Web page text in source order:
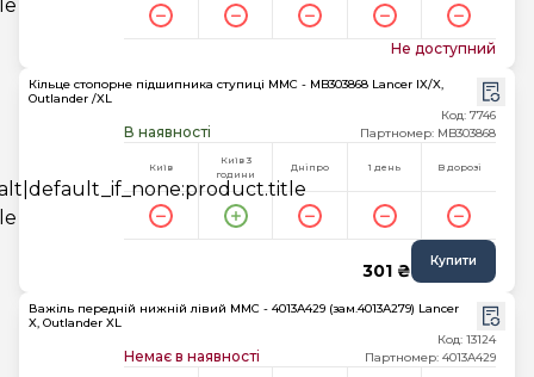
Не доступний
Кільце стопорне підшипника ступиці MMC - MB303868 Lancer IX/X,
Outlander /XL
В наявності
Код: 7746
Партномер: MB303868
Київ
Київ 3
години
Дніпро 1 день В дорозі
301 ₴ Купити
Важіль передній нижній лівий MMC - 4013A429 (зам.4013A279) Lancer
X, Outlander XL
Немає в наявності
Код: 13124
Партномер: 4013A429